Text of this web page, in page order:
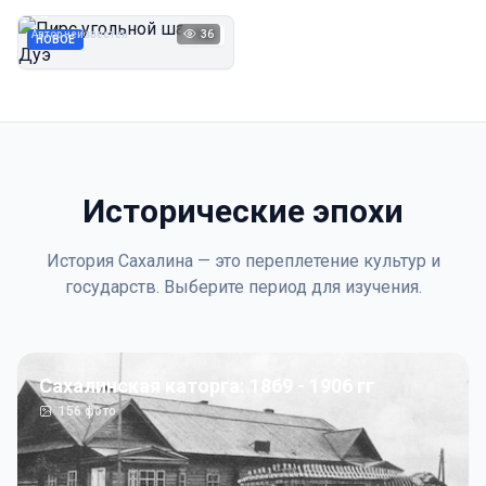
НОВОЕ 1923
Автор неизвестен 36
Исторические эпохи
История Сахалина — это переплетение культур и
государств. Выберите период для изучения.
Сахалинская каторга: 1869 - 1906 гг
156фото